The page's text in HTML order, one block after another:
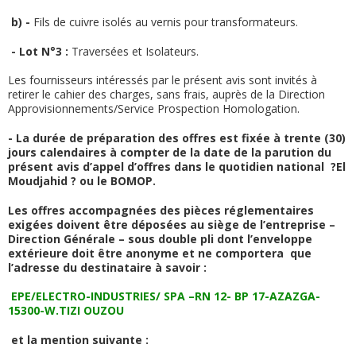
b) - Fils de cuivre isolés au vernis pour transformateurs.
- Lot N°3 : Traversées et Isolateurs.
Les fournisseurs intéressés par le présent avis sont invités à
retirer le cahier des charges, sans frais, auprès de la Direction
Approvisionnements/Service Prospection Homologation.
- La durée de préparation des offres est fixée à trente (30)
jours calendaires à compter de la date de la parution du
présent avis d’appel d’offres dans le quotidien national ?El
Moudjahid ? ou le BOMOP.
Les offres accompagnées des pièces réglementaires
exigées doivent être déposées au siège de l’entreprise –
Direction Générale – sous double pli dont l’enveloppe
extérieure doit être anonyme et ne comportera que
l’adresse du destinataire à savoir :
EPE/ELECTRO-INDUSTRIES/ SPA –RN 12- BP 17-AZAZGA-
15300-W.TIZI OUZOU
et la mention suivante :